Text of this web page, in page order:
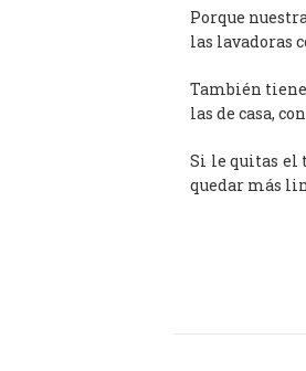
Porque
las lavadoras
También
las de casa,
Si le quitas el
quedar más